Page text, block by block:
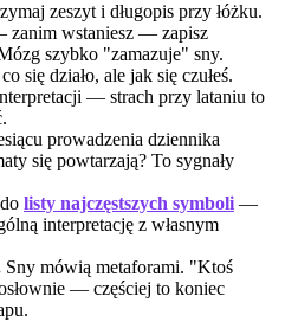
zeszyt i długopis przy łóżku.
zanim wstaniesz — zapisz
szybko "zamazuje" sny.
się działo, ale jak się czułeś.
— strach przy lataniu to
prowadzenia dziennika
się powtarzają? To sygnały
listy najczęstszych symboli —
interpretację z własnym
Sny mówią metaforami. "Ktoś
— częściej to koniec